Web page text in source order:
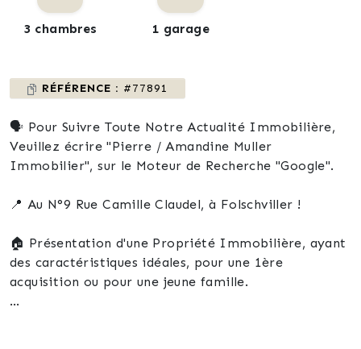
3 chambres 1 garage
RÉFÉRENCE : #77891
🗣️ Pour Suivre Toute Notre Actualité Immobilière,
Veuillez écrire "Pierre / Amandine Muller
Immobilier", sur le Moteur de Recherche "Google".
📍 Au N°9 Rue Camille Claudel, à Folschviller !
🏠 Présentation d'une Propriété Immobilière, ayant
des caractéristiques idéales, pour une 1ère
acquisition ou pour une jeune famille.